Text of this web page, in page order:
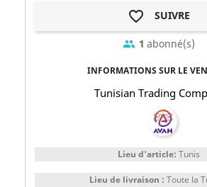
favorite_border SUIVRE
group 1 abonné(s)
INFORMATIONS SUR LE
Tunisian Trading
Lieu d'article: Tunis
Lieu de livraison : Toute la